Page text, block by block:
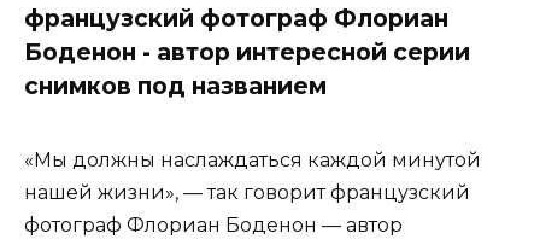
французский фотограф Флориан
Боденон - автор интересной серии
снимков под названием
«Мы должны наслаждаться каждой минутой
нашей жизни», — так говорит французский
фотограф Флориан Боденон — автор